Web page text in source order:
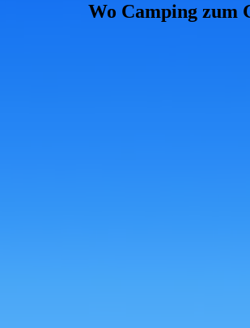
Wo Camping zum